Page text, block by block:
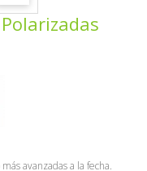
avanzadas a la fecha.